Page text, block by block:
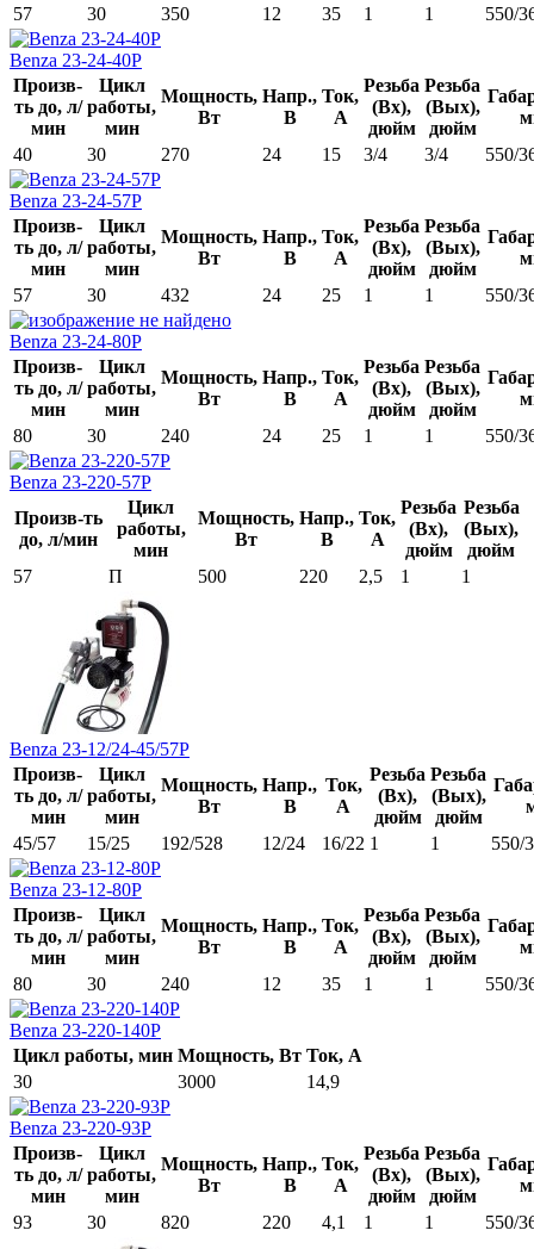
57 30 350 12 35 1 1 550/
Benza 23-24-40Р
Произв-
ть до, л/
мин
Цикл
работы,
мин
Мощность,
Вт
Напр.,
В
Ток,
А
Резьба
(Вх),
дюйм
Резьба
(Вых),
дюйм
40
30 270 24 15 3/4 3/4 550/
Benza 23-24-57Р
Произв-
ть до, л/
мин
Цикл
работы,
мин
Мощность,
Вт
Напр.,
В
Ток,
А
Резьба
(Вх),
дюйм
Резьба
(Вых),
дюйм
57
30 432 24 25 1 1 550/
Benza 23-24-80Р
Произв-
ть до, л/
мин
Цикл
работы,
мин
Мощность,
Вт
Напр.,
В
Ток,
А
Резьба
(Вх),
дюйм
Резьба
(Вых),
дюйм
80
30 240 24 25 1 1 550/
Benza 23-220-57Р
Произв-ть
до, л/мин
Цикл
работы,
мин
Мощность,
Вт
Напр.,
В
Ток,
А
Резьба
(Вх),
дюйм
Резьба
(Вых),
дюйм
57
П 500 220 2,5 1 1
Benza 23-12/24-45/57Р
Произв-
ть до, л/
мин
Цикл
работы,
мин
Мощность,
Вт
Напр.,
В
Ток,
А
Резьба
(Вх),
дюйм
Резьба
(Вых),
дюйм
45/57
15/25 192/528 12/24 16/22 1 1 550/
Benza 23-12-80Р
Произв-
ть до, л/
мин
Цикл
работы,
мин
Мощность,
Вт
Напр.,
В
Ток,
А
Резьба
(Вх),
дюйм
Резьба
(Вых),
дюйм
80
30 240 12 35 1 1 550/
Benza 23-220-140Р
Цикл работы, мин Мощность, Вт Ток, А
30
3000 14,9
Benza 23-220-93Р
Произв-
ть до, л/
мин
Цикл
работы,
мин
Мощность,
Вт
Напр.,
В
Ток,
А
Резьба
(Вх),
дюйм
Резьба
(Вых),
дюйм
93
30 820 220 4,1 1 1 550/